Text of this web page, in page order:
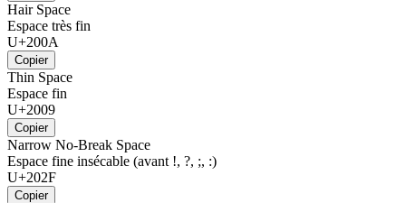
Hair Space
Espace très fin
U+200A
Copier
Thin Space
Espace fin
U+2009
Copier
Narrow No-Break Space
Espace fine insécable (avant !, ?, ;, :)
U+202F
Copier